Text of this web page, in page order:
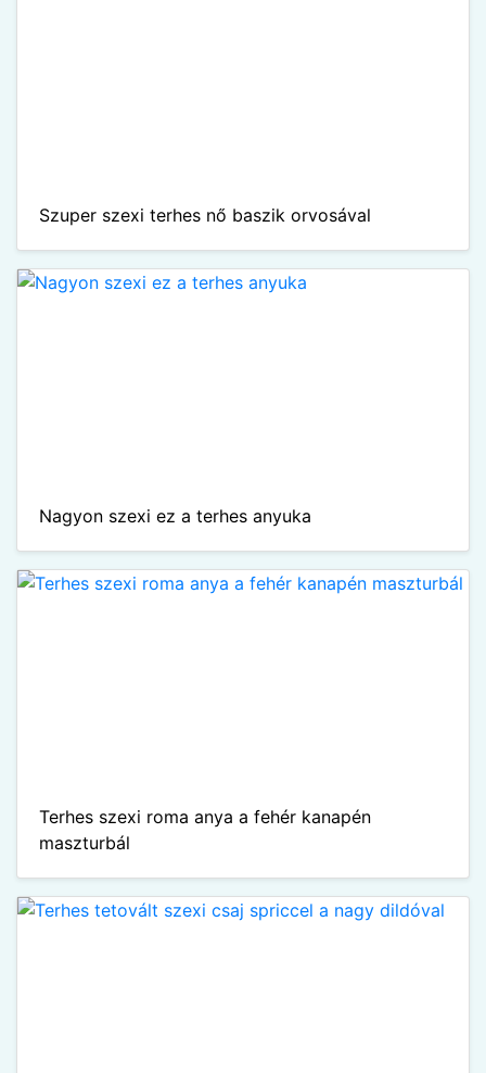
Szuper szexi terhes nő baszik orvosával
Nagyon szexi ez a terhes anyuka
Terhes szexi roma anya a fehér kanapén
maszturbál